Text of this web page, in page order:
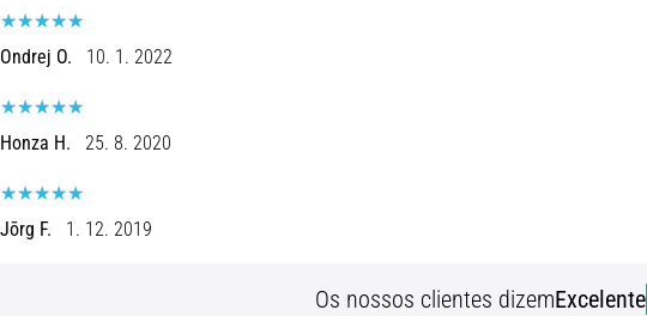
Ondrej O. 10. 1. 2022
Honza H. 25. 8. 2020
Jōrg F. 1. 12. 2019
Os nossos clientes dizemExcelente